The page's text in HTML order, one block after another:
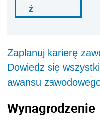
ź
Zaplanuj karierę
Dowiedz się
awansu
Wynagrodzenie